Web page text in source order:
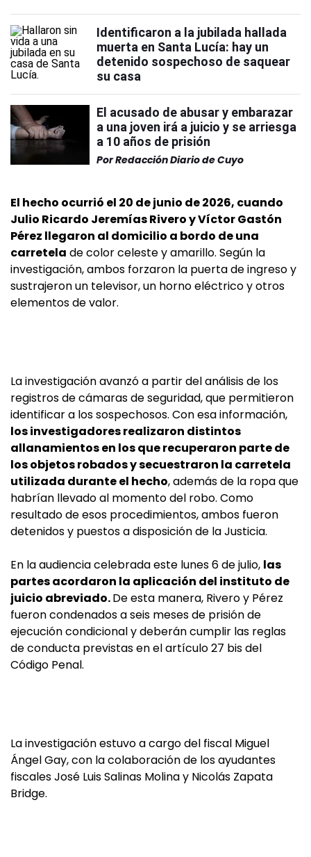
Identificaron a la jubilada hallada
muerta en Santa Lucía: hay un
detenido sospechoso de saquear
su casa
El acusado de abusar y embarazar
a una joven irá a juicio y se arriesga
a 10 años de prisión
PorRedacción Diario de Cuyo
El hecho ocurrió el 20 de junio de 2026, cuando
Julio Ricardo Jeremías Rivero y Víctor Gastón
Pérez llegaron al domicilio a bordo de una
carretela de color celeste y amarillo. Según la
investigación, ambos forzaron la puerta de ingreso y
sustrajeron un televisor, un horno eléctrico y otros
elementos de valor.
La investigación avanzó a partir del análisis de los
registros de cámaras de seguridad, que permitieron
identificar a los sospechosos. Con esa información,
los investigadores realizaron distintos
allanamientos en los que recuperaron parte de
los objetos robados y secuestraron la carretela
utilizada durante el hecho, además de la ropa que
habrían llevado al momento del robo. Como
resultado de esos procedimientos, ambos fueron
detenidos y puestos a disposición de la Justicia.
En la audiencia celebrada este lunes 6 de julio, las
partes acordaron la aplicación del instituto de
juicio abreviado.De esta manera, Rivero y Pérez
fueron condenados a seis meses de prisión de
ejecución condicional y deberán cumplir las reglas
de conducta previstas en el artículo 27 bis del
Código Penal.
La investigación estuvo a cargo del fiscal Miguel
Ángel Gay, con la colaboración de los ayudantes
fiscales José Luis Salinas Molina y Nicolás Zapata
Bridge.